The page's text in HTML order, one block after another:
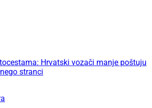
Hrvatski vozači manje poštuju
stranci